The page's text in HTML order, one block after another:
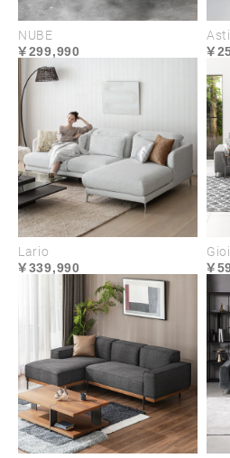
すべてのカバーが取
フルカバーリング
すべてのカバーが取り外せる
ライクリーニングに対応して
れしやすい仕様です。清潔さ
くご愛用いただけます。
NUBE
299,990
Asti
Lario
339,990